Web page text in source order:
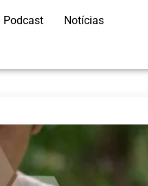
Podcast Notícias